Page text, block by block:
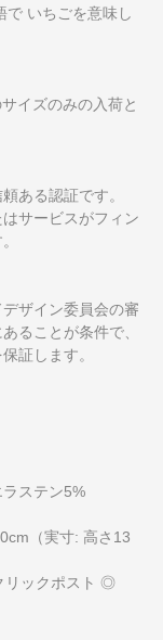
で いちごを意味し
イズのみの入荷と
ある認証です。
サービスがフィン
ザイン委員会の審
ることが条件で、
証します。
ラステン5%
（実寸: 高さ13
リックポスト ◎